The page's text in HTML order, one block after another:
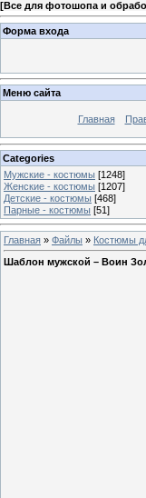
[Все для фотошопа и
Форма входа
Меню сайта
Главная
Categories
Мужские - костюмы [1248]
Женские - костюмы [1207]
Детские - костюмы [468]
Парные - костюмы [51]
Главная » Файлы » Костюмы
Шаблон мужской – Воин